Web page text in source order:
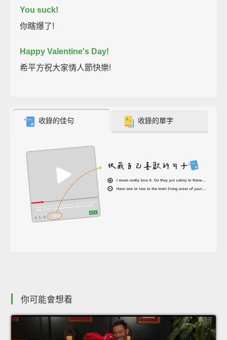
You suck!
你瞎爆了!
Happy Valentine's Day!
希平方祝大家情人節快樂!
收錄的佳句 收錄的單字
你可能會想看